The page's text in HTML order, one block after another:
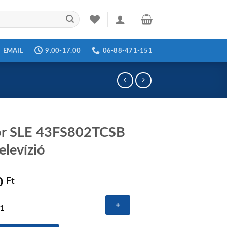
EMAIL 9.00-17.00 06-88-471-151
SLE 43FS802TCSB
Ft